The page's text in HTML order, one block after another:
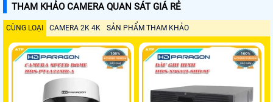
THAM KHẢO CAMERA QUAN SÁT GIÁ RẺ
CÙNG LOẠI CAMERA 2K 4K SẢN PHẨM THAM KHẢO